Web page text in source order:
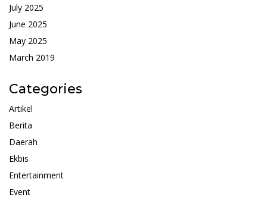
July 2025
June 2025
May 2025
March 2019
Categories
Artikel
Berita
Daerah
Ekbis
Entertainment
Event